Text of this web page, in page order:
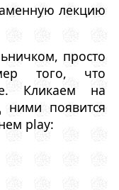
лекцию
просто
того, что
Кликаем на
появится
play: